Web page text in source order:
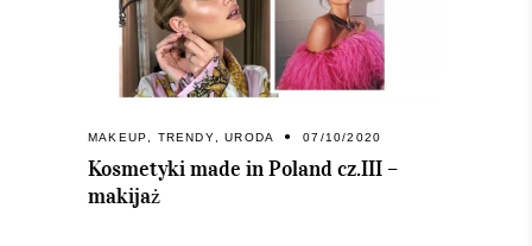
MAKEUP TRENDY ,URODA 07/10/2020
Kosmetyki made in Poland cz.III –
makijaż